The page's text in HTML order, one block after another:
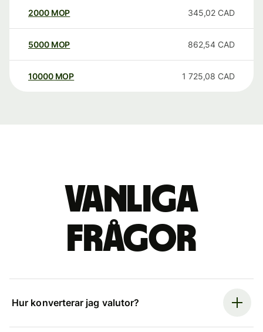
2000 MOP 345,02 CAD
5000 MOP 862,54 CAD
10000 MOP 1 725,08 CAD
Vanliga
frågor
Hur konverterar jag valutor?